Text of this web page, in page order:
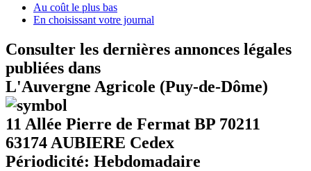
Au coût le plus bas
En choisissant votre journal
Consulter les dernières annonces légales
publiées dans
L'Auvergne Agricole (Puy-de-Dôme)
11 Allée Pierre de Fermat BP 70211
63174 AUBIERE Cedex
Périodicité: Hebdomadaire